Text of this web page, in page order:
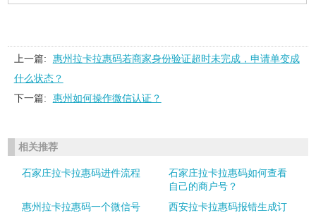
上一篇:
惠州拉卡拉惠码若商家身份验证超时未完成，申请单变成
什么状态？
下一篇:
惠州如何操作微信认证？
相关推荐
石家庄拉卡拉惠码进件流程
石家庄拉卡拉惠码如何查看
自己的商户号？
惠州拉卡拉惠码一个微信号
西安拉卡拉惠码报错生成订